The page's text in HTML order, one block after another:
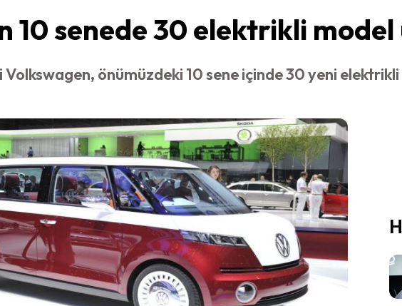
10 senede 30 elektrikli
önümüzdeki 10 sene içinde 30 yeni